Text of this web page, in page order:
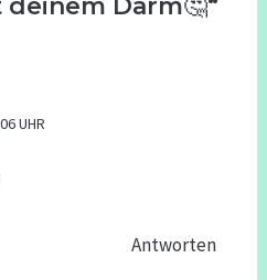
UHR
Antworten